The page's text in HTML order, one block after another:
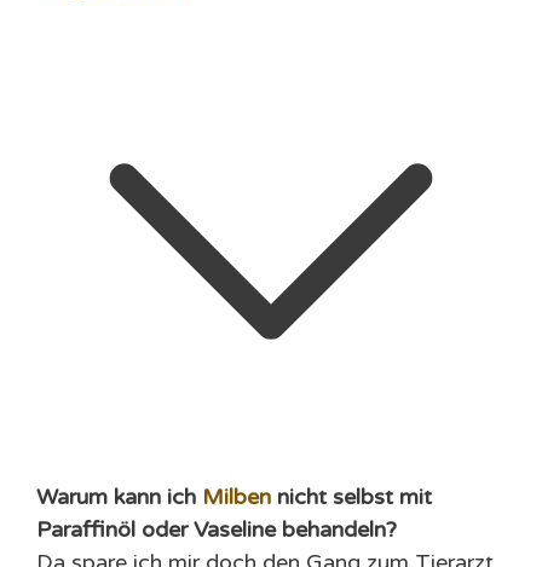
Warum kann ich Milben nicht selbst mit
Paraffinöl oder Vaseline behandeln?